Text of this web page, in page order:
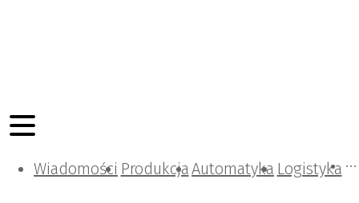
Wiadomości ProdukcjaAutomatyka Logistyka
Projektowanie i konstrukcje
Zarządzanie i IT
Tematy specjalne